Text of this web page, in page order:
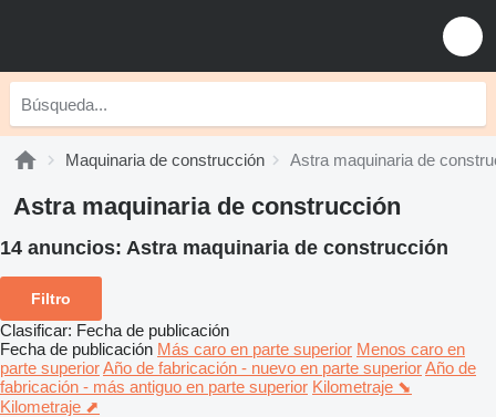
Maquinaria de construcción Astra maquinaria de
Astra maquinaria de construcción
14 anuncios: Astra maquinaria de construcción
Filtro
Clasificar: Fecha de publicación
Fecha de publicación Más caro en parte superior Menos caro en
parte superiorAño de fabricación - nuevo en parte superiorAño de
fabricación - más antiguo en parte superior Kilometraje ⬊
Kilometraje ⬈